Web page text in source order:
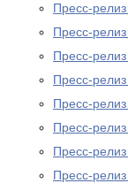
Пресс-
Пресс-
Пресс-
Пресс-
Пресс-
Пресс-
Пресс-
Пресс-